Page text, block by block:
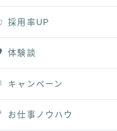
採用率UP
体験談
キャンペーン
お仕事ノウハウ